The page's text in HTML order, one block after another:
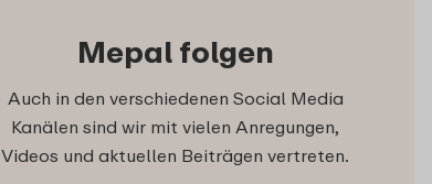
Mepal folgen
Auch in den verschiedenen Social Media
Kanälen sind wir mit vielen Anregungen,
Videos und aktuellen Beiträgen vertreten.